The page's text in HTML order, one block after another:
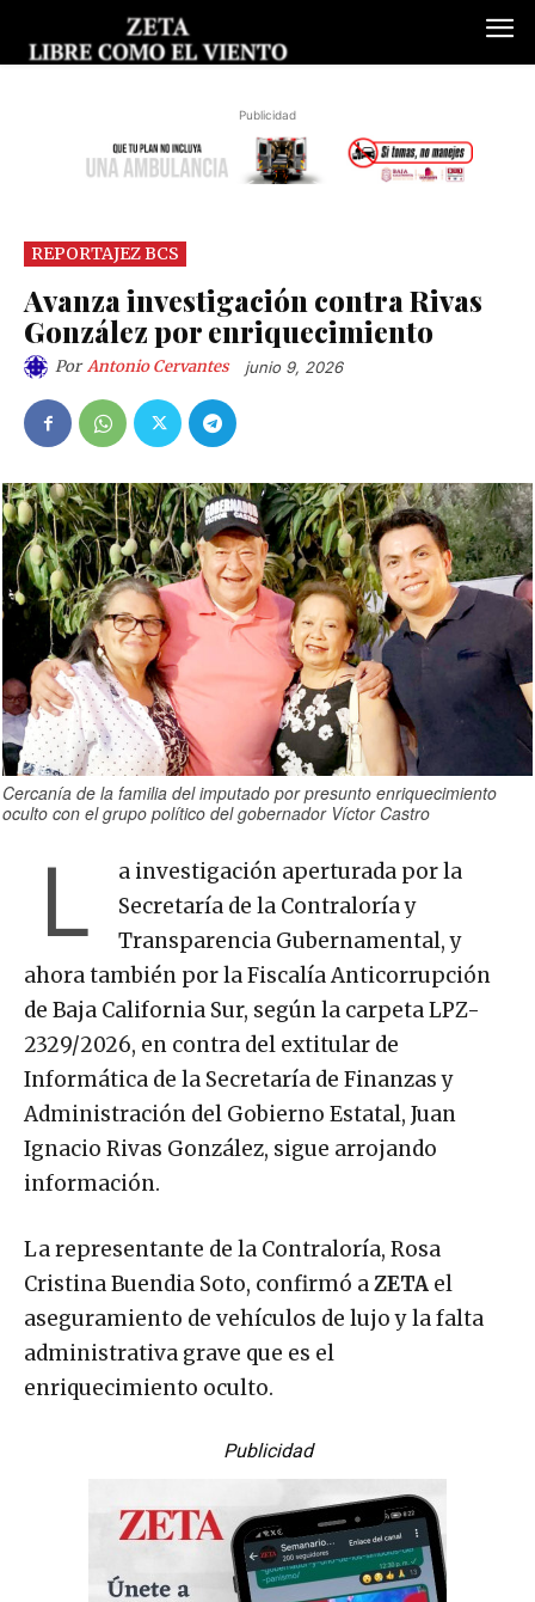
Publicidad
REPORTAJEZ BCS
Avanza investigación contra Rivas
González por enriquecimiento
Por Antonio Cervantes junio 9, 2026
Cercanía de la familia del imputado por presunto enriquecimiento
oculto con el grupo político del gobernador Víctor Castro
L
a investigación aperturada por la
Secretaría de la Contraloría y
Transparencia Gubernamental, y
ahora también por la Fiscalía Anticorrupción
de Baja California Sur, según la carpeta LPZ-
2329/2026, en contra del extitular de
Informática de la Secretaría de Finanzas y
Administración del Gobierno Estatal, Juan
Ignacio Rivas González, sigue arrojando
información.
La representante de la Contraloría, Rosa
Cristina Buendia Soto, confirmó aZETA el
aseguramiento de vehículos de lujo y la falta
administrativa grave que es el
enriquecimiento oculto.
Publicidad